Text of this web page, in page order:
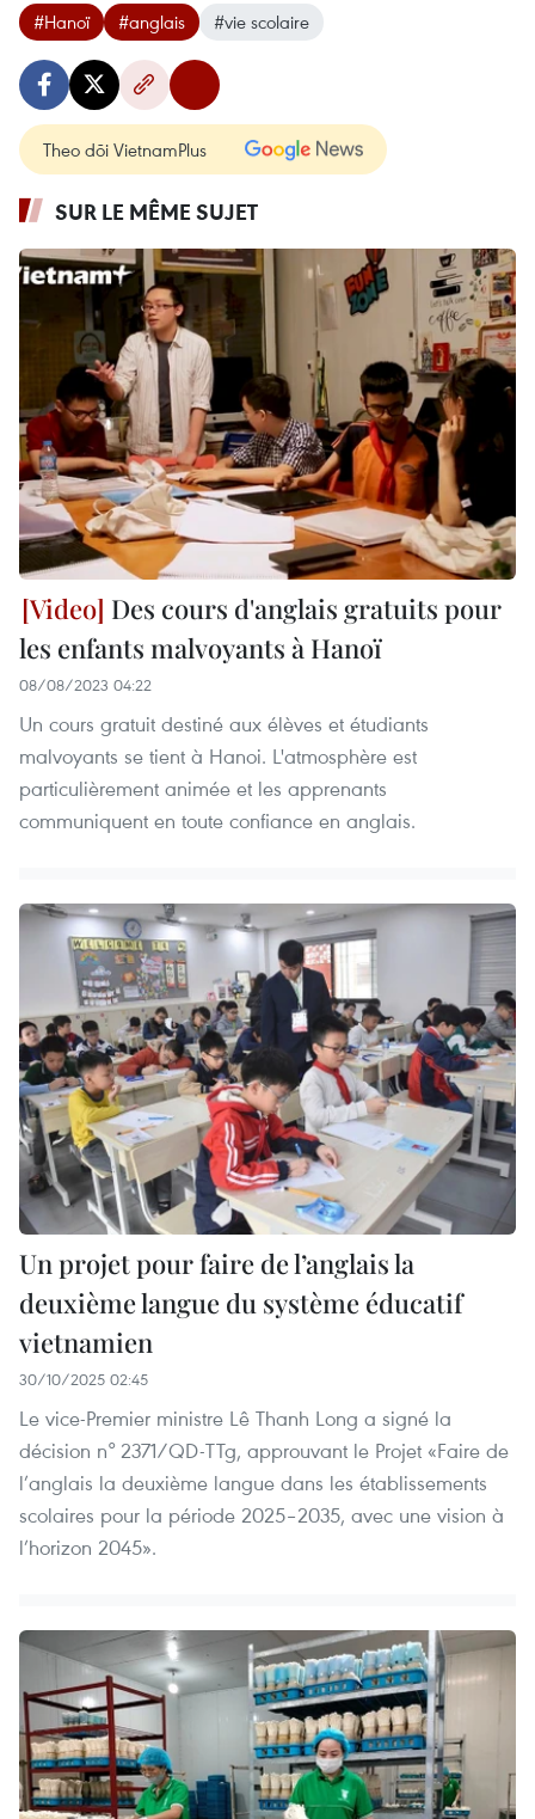
#Hanoï #anglais #vie scolaire
Theo dõi VietnamPlus
SUR LE MÊME SUJET
Des cours d'anglais gratuits pour
les enfants malvoyants à Hanoï
08/08/2023 04:22
Un cours gratuit destiné aux élèves et étudiants
malvoyants se tient à Hanoi. L'atmosphère est
particulièrement animée et les apprenants
communiquent en toute confiance en anglais.
Un projet pour faire de l’anglais la
deuxième langue du système éducatif
vietnamien
30/10/2025 02:45
Le vice-Premier ministre Lê Thanh Long a signé la
décision n° 2371/QD-TTg, approuvant le Projet «Faire de
l’anglais la deuxième langue dans les établissements
scolaires pour la période 2025–2035, avec une vision à
l’horizon 2045».